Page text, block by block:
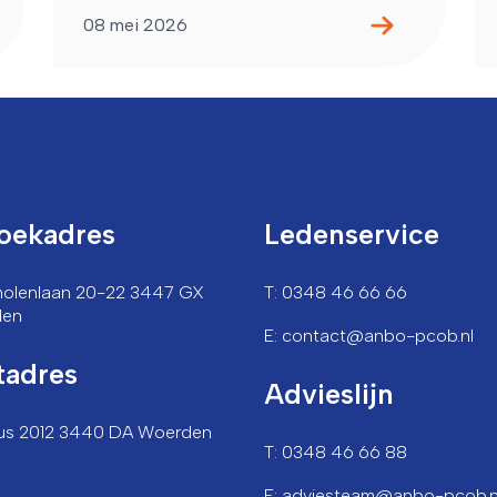
08 mei 2026
20-22 3447 GX
2012 3440 DA Woerden
Ledenservice
T: 0348 46 66 66
E: contact@anbo-pcob.nl
Advieslijn
T: 0348 46 66 88